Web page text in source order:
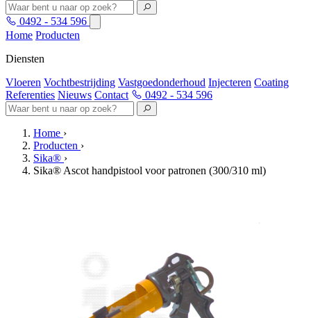
0492 - 534 596
Home Producten
Diensten
Vloeren Vochtbestrijding Vastgoedonderhoud Injecteren Coating
Referenties Nieuws Contact 0492 - 534 596
Home ›
Producten ›
Sika® ›
Sika® Ascot handpistool voor patronen (300/310 ml)